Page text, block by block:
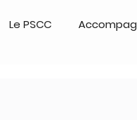
Le PSCC